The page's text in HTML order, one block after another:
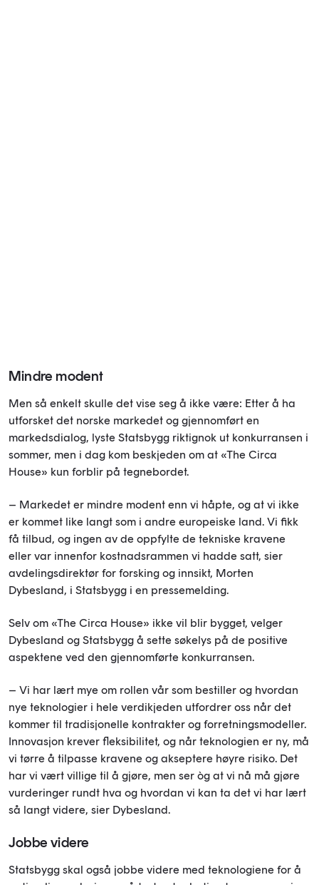
Mindre modent
Men så enkelt skulle det vise seg å ikke være: Etter å ha
utforsket det norske markedet og gjennomført en
markedsdialog, lyste Statsbygg riktignok ut konkurransen i
sommer, men i dag kom beskjeden om at «The Circa
House» kun forblir på tegnebordet.
– Markedet er mindre modent enn vi håpte, og at vi ikke
er kommet like langt som i andre europeiske land. Vi fikk
få tilbud, og ingen av de oppfylte de tekniske kravene
eller var innenfor kostnadsrammen vi hadde satt, sier
avdelingsdirektør for forsking og innsikt, Morten
Dybesland, i Statsbygg i en pressemelding.
Selv om «The Circa House» ikke vil blir bygget, velger
Dybesland og Statsbygg å sette søkelys på de positive
aspektene ved den gjennomførte konkurransen.
– Vi har lært mye om rollen vår som bestiller og hvordan
nye teknologier i hele verdikjeden utfordrer oss når det
kommer til tradisjonelle kontrakter og forretningsmodeller.
Innovasjon krever fleksibilitet, og når teknologien er ny, må
vi tørre å tilpasse kravene og akseptere høyre risiko. Det
har vi vært villige til å gjøre, men ser òg at vi nå må gjøre
vurderinger rundt hva og hvordan vi kan ta det vi har lært
så langt videre, sier Dybesland.
Jobbe videre
Statsbygg skal også jobbe videre med teknologiene for å